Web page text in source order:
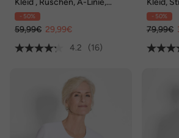
Kleid , Rüschen, A-Linie,
Tunika-Ausschnitt, Halbarm
- 50%
59,99€ 29,99€
4.2
(16)
Kleid,
V-- 50%
79,99€